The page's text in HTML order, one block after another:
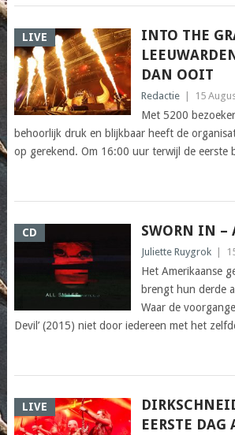
LIVE
INTO THE
DAN OOIT
Redactie 15
Met 5200
behoorlijk druk en blijkbaar heeft de
op gerekend. Om 16:00 uur terwijl de eerste
CD SWORN IN –
Juliette Ruygrok
Het Amerikaanse
brengt hun derde
Waar de
Devil’ (2015) niet door iedereen met het
LIVE
EERSTE DAG